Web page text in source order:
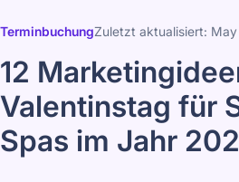
TerminbuchungZuletzt aktualisiert: May
12
Valentinstag für
Spas im Jahr